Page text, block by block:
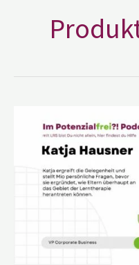
Hausner
VP
Corporate
Business,
Potenzialfrei